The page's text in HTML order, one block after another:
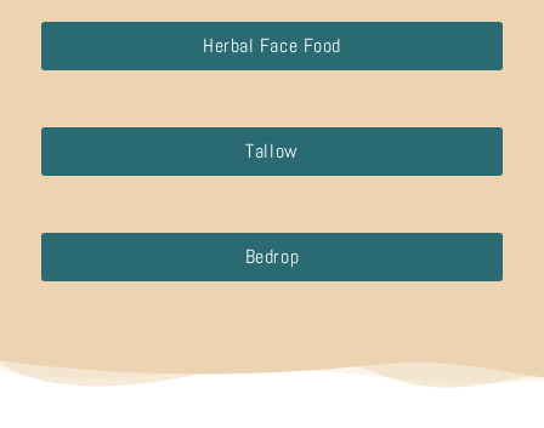
Herbal Face Food
Tallow
Bedrop